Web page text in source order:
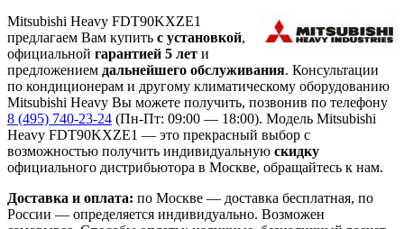
Mitsubishi Heavy FDT90KXZE1
предлагаем Вам купить с установкой,
официальной гарантией 5 лет и
предложением дальнейшего обслуживания. Консультации
по кондиционерам и другому климатическому оборудованию
Mitsubishi Heavy Вы можете получить, позвонив по телефону
8 (495) 740-23-24 (Пн-Пт: 09:00 — 18:00). Модель Mitsubishi
Heavy FDT90KXZE1 — это прекрасный выбор с
возможностью получить индивидуальную скидку
официального дистрибьютора в Москве, обращайтесь к нам.
Доставка и оплата: по Москве — доставка бесплатная, по
России — определяется индивидуально. Возможен